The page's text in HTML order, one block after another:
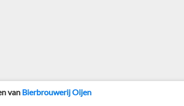
van Bierbrouwerij Oijen